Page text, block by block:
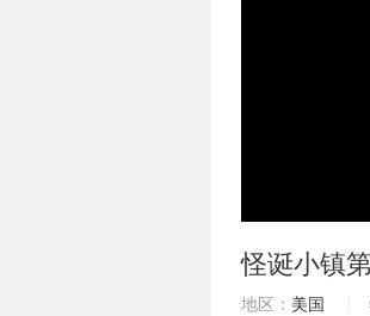
怪诞小镇
地区： 美国